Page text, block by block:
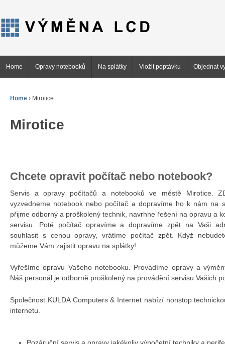
Home Opravy notebooků Na splátky Vložit poptávku Objednat
Home › Mirotice
Mirotice
Chcete opravit počítač nebo notebook?
Servis a opravy počítačů a notebooků ve městě Mirotice.
vyzvedneme notebook nebo počítač a dopravíme ho k nám na
přijme odborný a proškolený technik, navrhne řešení na opravu a
servisu. Poté počítač opravíme a dopravíme zpět na Vaši
souhlasit s cenou opravy, vrátíme počítač zpět. Když
můžeme Vám zajistit opravu na splátky!
Vyřešíme opravu Vašeho notebooku. Provádíme opravy a
Náš personál je odborně proškolený na provádění servisu Vašich
Společnost KULDA Computers & Internet nabízí nonstop
internetu.